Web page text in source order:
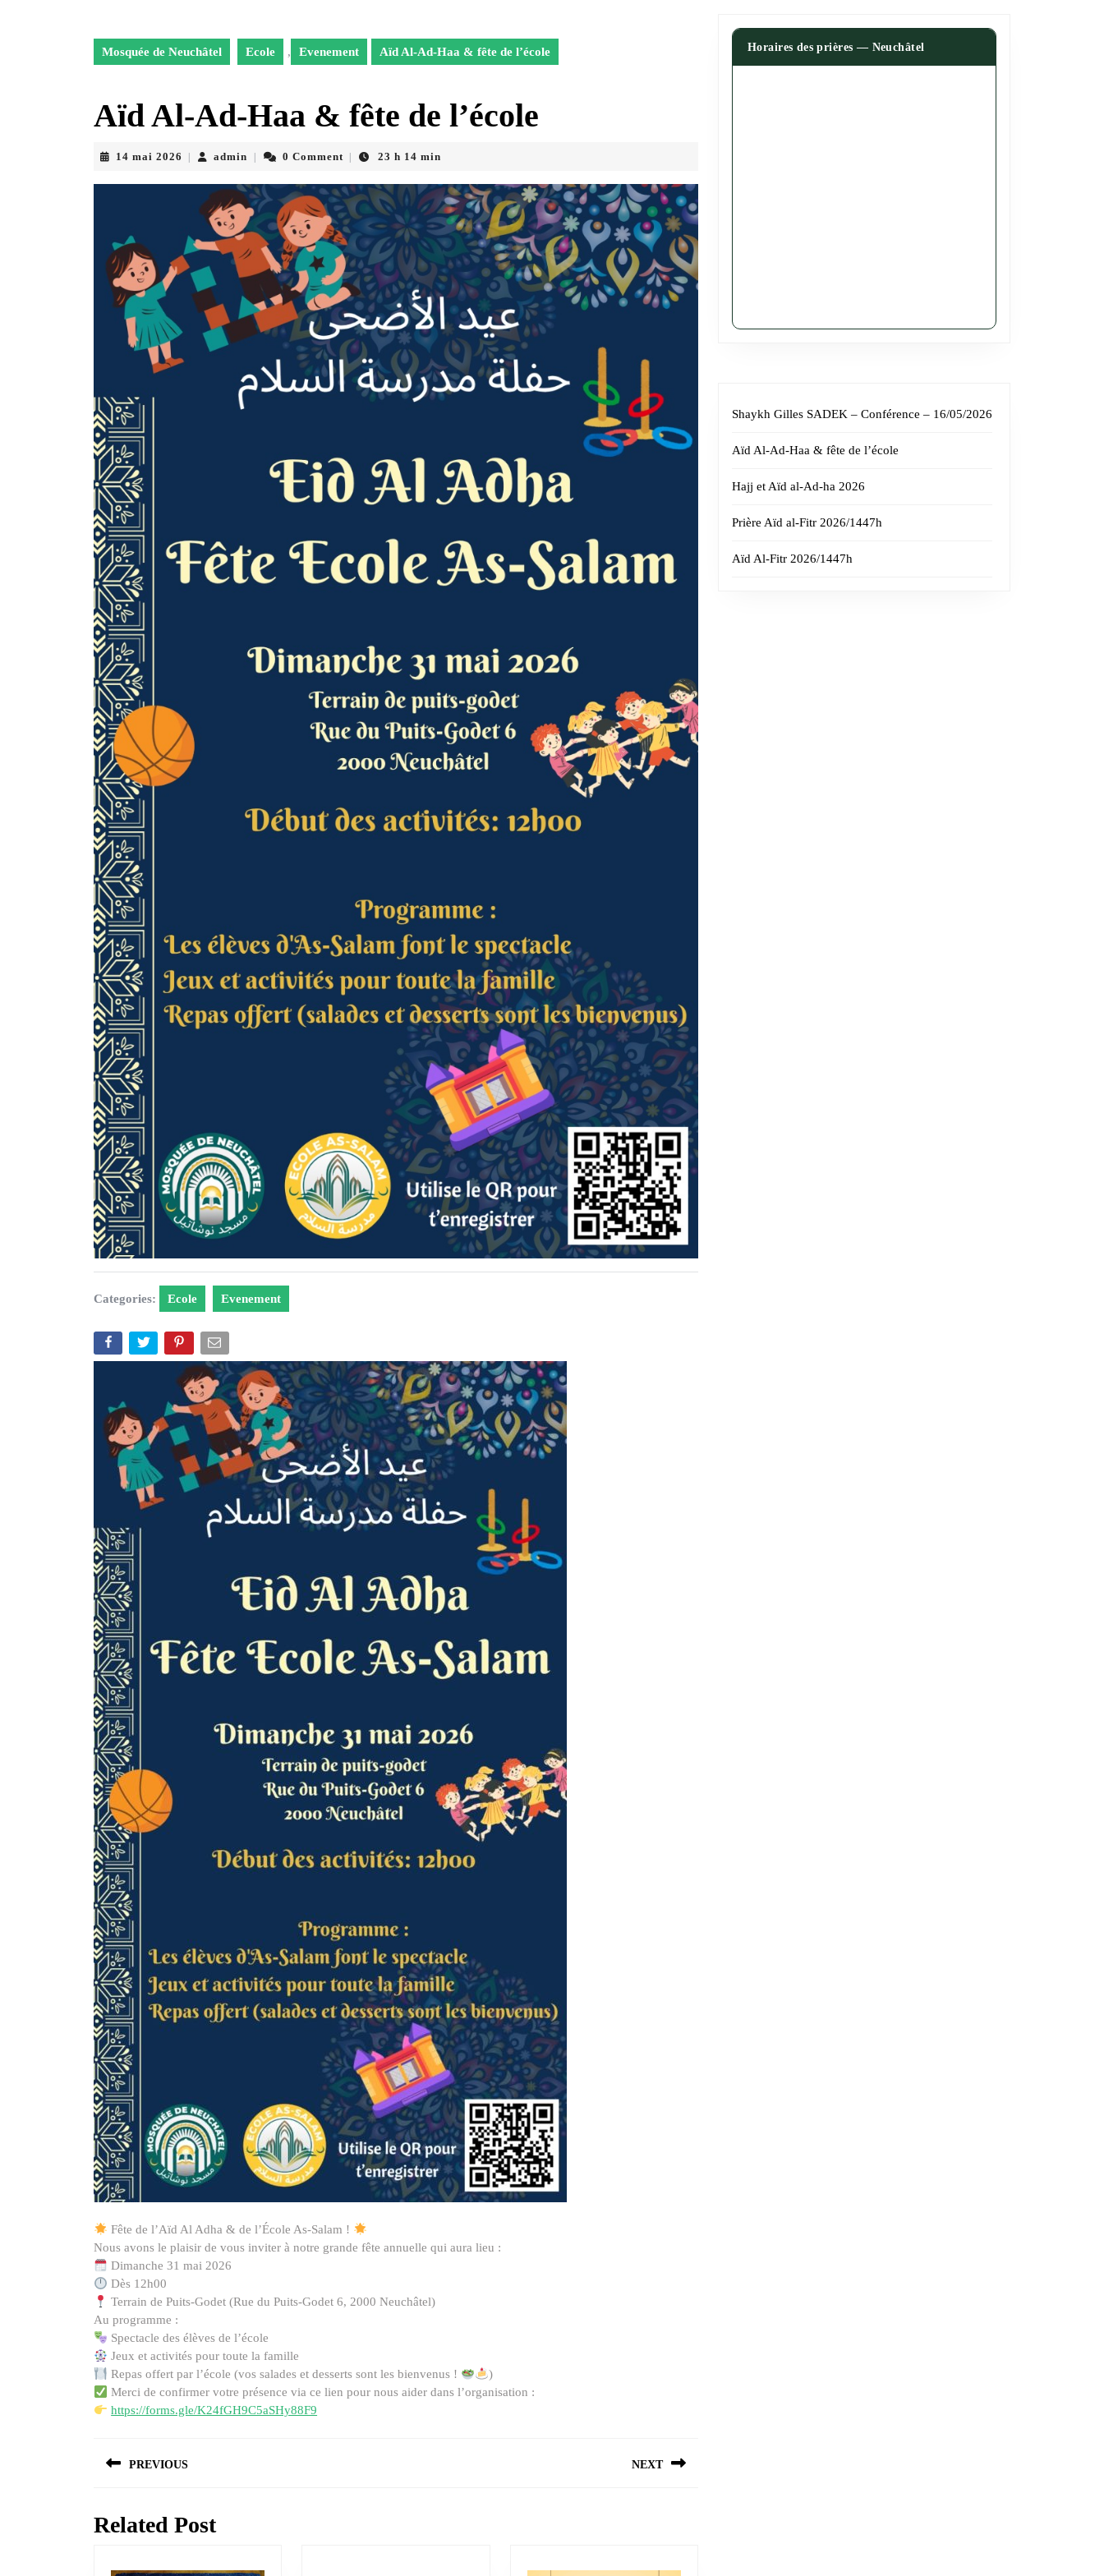
Mosquée de Neuchâtel Ecole , Evenement Aïd Al-Ad-Haa & fête de l’école
Aïd Al-Ad-Haa & fête de l’école
14 mai 2026 14
2026
admin admin 0 Comment 23 h 14 min
Categories: Ecole Evenement
Fête de l’Aïd Al Adha & de l’École As-Salam !
Nous avons le plaisir de vous inviter à notre grande fête annuelle qui aura lieu :
Dimanche 31 mai 2026
Dès 12h00
Terrain de Puits-Godet (Rue du Puits-Godet 6, 2000 Neuchâtel)
Au programme :
Spectacle des élèves de l’école
Jeux et activités pour toute la famille
Repas offert par l’école (vos salades et desserts sont les bienvenus !
)
Merci de confirmer votre présence via ce lien pour nous aider dans l’organisation :
https://forms.gle/K24fGH9C5aSHy88F9
l’article
PREVIOUS NEXT
Related Post
Horaires des prières — Neuchâtel
Shaykh Gilles SADEK – Conférence – 16/05/2026
Aïd Al-Ad-Haa & fête de l’école
Hajj et Aïd al-Ad-ha 2026
Prière Aïd al-Fitr 2026/1447h
Aïd Al-Fitr 2026/1447h